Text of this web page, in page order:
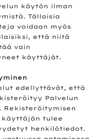
käytön ilman
Tällaisia
voidaan myös
että niitä
vain
käyttäjät.
edellyttävät, että
Palvelun
Rekisteröitymisen
käyttäjän tulee
henkilötiedot.